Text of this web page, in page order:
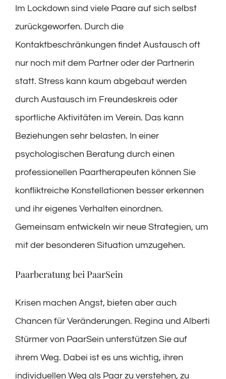
Im Lockdown sind viele Paare auf sich selbst
zurückgeworfen. Durch die
Kontaktbeschränkungen findet Austausch oft
nur noch mit dem Partner oder der Partnerin
statt. Stress kann kaum abgebaut werden
durch Austausch im Freundeskreis oder
sportliche Aktivitäten im Verein. Das kann
Beziehungen sehr belasten. In einer
psychologischen Beratung durch einen
professionellen Paartherapeuten können Sie
konfliktreiche Konstellationen besser erkennen
und ihr eigenes Verhalten einordnen.
Gemeinsam entwickeln wir neue Strategien, um
mit der besonderen Situation umzugehen.
Paarberatung bei PaarSein
Krisen machen Angst, bieten aber auch
Chancen für Veränderungen. Regina und Alberti
Stürmer von PaarSein unterstützen Sie auf
ihrem Weg. Dabei ist es uns wichtig, ihren
individuellen Weg als Paar zu verstehen, zu